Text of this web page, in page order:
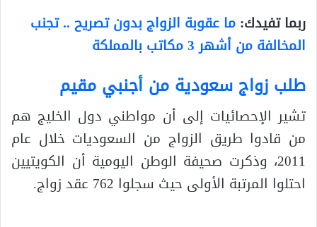
ربما تفيدك:ما عقوبة الزواج بدون تصريح .. تجنب
المخالفة من أشهر 3 مكاتب بالمملكة
طلب زواج سعودية من أجنبي مقيم
تشير الإحصائيات إلى أن مواطني دول الخليج هم
من قادوا طريق الزواج من السعوديات خلال عام
2011، وذكرت صحيفة الوطن اليومية أن الكويتيين
احتلوا المرتبة الأولى حيث سجلوا 762 عقد زواج.